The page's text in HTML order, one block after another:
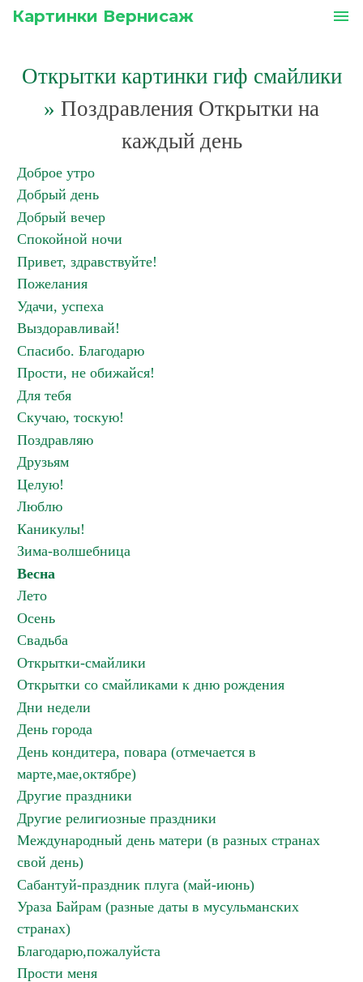
Картинки Вернисаж menu
Открытки картинки гиф смайлики
» Поздравления Открытки на
каждый день
Доброе утро
Добрый день
Добрый вечер
Спокойной ночи
Привет, здравствуйте!
Пожелания
Удачи, успеха
Выздоравливай!
Спасибо. Благодарю
Прости, не обижайся!
Для тебя
Скучаю, тоскую!
Поздравляю
Друзьям
Целую!
Люблю
Каникулы!
Зима-волшебница
Весна
Лето
Осень
Свадьба
Открытки-смайлики
Открытки со смайликами к дню рождения
Дни недели
День города
День кондитера, повара (отмечается в
марте,мае,октябре)
Другие праздники
Другие религиозные праздники
Международный день матери (в разных странах
свой день)
Сабантуй-праздник плуга (май-июнь)
Ураза Байрам (разные даты в мусульманских
странах)
Благодарю,пожалуйста
Прости меня